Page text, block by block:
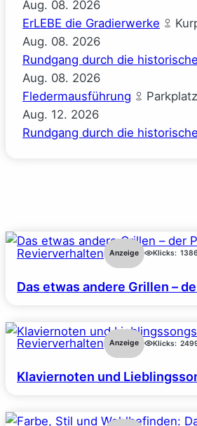
Aug. 08. 2026
ErLEBE die Gradierwerke
Aug. 08. 2026
Rundgang durch die
Aug. 08. 2026
Fledermausführung
Aug. 12. 2026
Rundgang durch die
Revierverhalten Anzeige Klicks:
Das etwas andere Grillen –
Revierverhalten Anzeige Klicks:
Klaviernoten und